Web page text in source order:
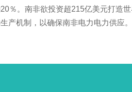
％。南非欲投资超215亿美元打造
产机制，以确保南非电力电力供应